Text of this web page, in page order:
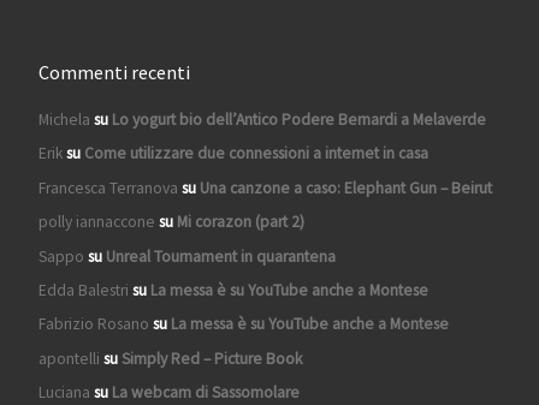
Commenti recenti
Michela su Lo yogurt bio dell’Antico Podere Bernardi a Melaverde
Eriksu Come utilizzare due connessioni a internet in casa
Francesca Terranova su Una canzone a caso: Elephant Gun – Beirut
polly iannaccone su Mi corazon (part 2)
Sappo su Unreal Tournament in quarantena
Edda Balestri su La messa è su YouTube anche a Montese
Fabrizio Rosano su La messa è su YouTube anche a Montese
apontelli suSimply Red – Picture Book
Luciana su La webcam di Sassomolare